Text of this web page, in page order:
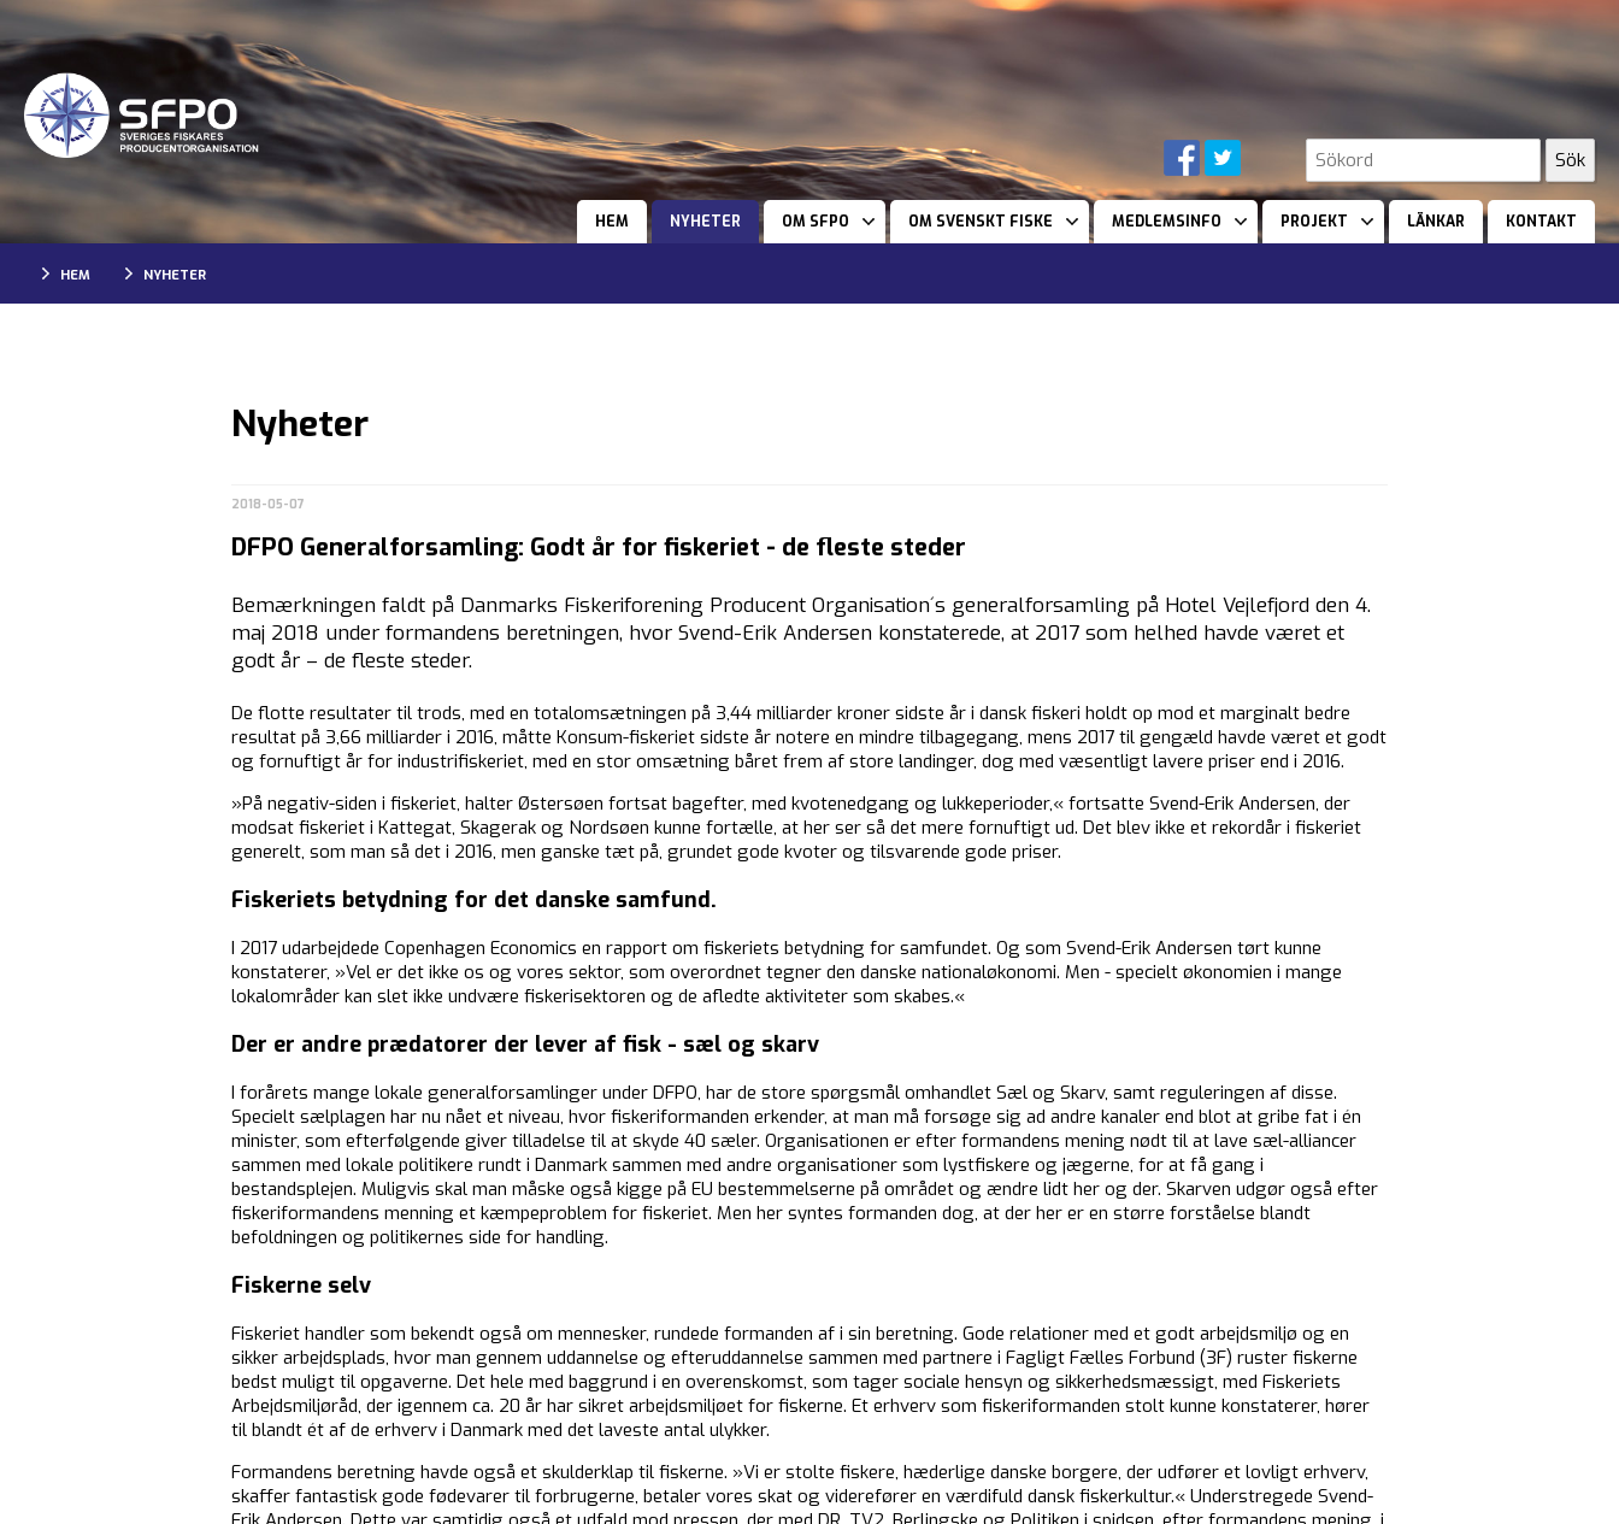
HEM NYHETER OM SFPO OM SVENSKT FISKE MEDLEMSINFO PROJEKT LÄNKAR KONTAKT
HEM NYHETER
Nyheter
2018-05-07
DFPO Generalforsamling: Godt år for fiskeriet - de fleste steder
Bemærkningen faldt på Danmarks Fiskeriforening Producent Organisation´s generalforsamling på Hotel Vejlefjord den 4.
maj 2018 under formandens beretningen, hvor Svend-Erik Andersen konstaterede, at 2017 som helhed havde været et
godt år – de fleste steder.
De flotte resultater til trods, med en totalomsætningen på 3,44 milliarder kroner sidste år i dansk fiskeri holdt op mod et marginalt bedre
resultat på 3,66 milliarder i 2016, måtte Konsum-fiskeriet sidste år notere en mindre tilbagegang, mens 2017 til gengæld havde været et godt
og fornuftigt år for industrifiskeriet, med en stor omsætning båret frem af store landinger, dog med væsentligt lavere priser end i 2016.
»På negativ-siden i fiskeriet, halter Østersøen fortsat bagefter, med kvotenedgang og lukkeperioder,« fortsatte Svend-Erik Andersen, der
modsat fiskeriet i Kattegat, Skagerak og Nordsøen kunne fortælle, at her ser så det mere fornuftigt ud. Det blev ikke et rekordår i fiskeriet
generelt, som man så det i 2016, men ganske tæt på, grundet gode kvoter og tilsvarende gode priser.
Fiskeriets betydning for det danske samfund.
I 2017 udarbejdede Copenhagen Economics en rapport om fiskeriets betydning for samfundet. Og som Svend-Erik Andersen tørt kunne
konstaterer, »Vel er det ikke os og vores sektor, som overordnet tegner den danske nationaløkonomi. Men - specielt økonomien i mange
lokalområder kan slet ikke undvære fiskerisektoren og de afledte aktiviteter som skabes.«
Der er andre prædatorer der lever af fisk - sæl og skarv
I forårets mange lokale generalforsamlinger under DFPO, har de store spørgsmål omhandlet Sæl og Skarv, samt reguleringen af disse.
Specielt sælplagen har nu nået et niveau, hvor fiskeriformanden erkender, at man må forsøge sig ad andre kanaler end blot at gribe fat i én
minister, som efterfølgende giver tilladelse til at skyde 40 sæler. Organisationen er efter formandens mening nødt til at lave sæl-alliancer
sammen med lokale politikere rundt i Danmark sammen med andre organisationer som lystfiskere og jægerne, for at få gang i
bestandsplejen. Muligvis skal man måske også kigge på EU bestemmelserne på området og ændre lidt her og der. Skarven udgør også efter
fiskeriformandens menning et kæmpeproblem for fiskeriet. Men her syntes formanden dog, at der her er en større forståelse blandt
befoldningen og politikernes side for handling.
Fiskerne selv
Fiskeriet handler som bekendt også om mennesker, rundede formanden af i sin beretning. Gode relationer med et godt arbejdsmiljø og en
sikker arbejdsplads, hvor man gennem uddannelse og efteruddannelse sammen med partnere i Fagligt Fælles Forbund (3F) ruster fiskerne
bedst muligt til opgaverne. Det hele med baggrund i en overenskomst, som tager sociale hensyn og sikkerhedsmæssigt, med Fiskeriets
Arbejdsmiljøråd, der igennem ca. 20 år har sikret arbejdsmiljøet for fiskerne. Et erhverv som fiskeriformanden stolt kunne konstaterer, hører
til blandt ét af de erhverv i Danmark med det laveste antal ulykker.
Formandens beretning havde også et skulderklap til fiskerne. »Vi er stolte fiskere, hæderlige danske borgere, der udfører et lovligt erhverv,
skaffer fantastisk gode fødevarer til forbrugerne, betaler vores skat og viderefører en værdifuld dansk fiskerkultur.« Understregede Svend-